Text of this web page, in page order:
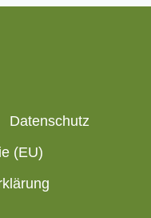
Datenschutz
(EU)